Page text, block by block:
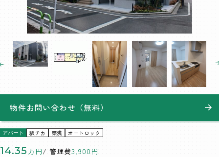
アパート 駅チカ 築浅 オートロック
14.35 万円/ 管理費3,900円
物件お問い合わせ（無料）